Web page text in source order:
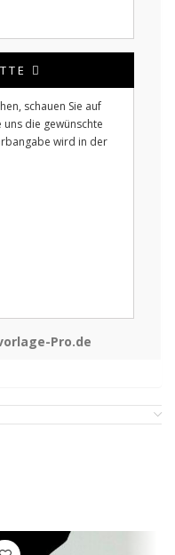
schauen Sie auf
die gewünschte
wird in der
Pro.de